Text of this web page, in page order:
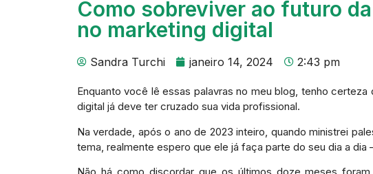
Como sobreviver ao futuro
no marketing digital
Sandra Turchi janeiro 14, 2024 2:43 pm
Enquanto você lê essas palavras no meu blog, tenho
digital já deve ter cruzado sua vida profissional.
Na verdade, após o ano de 2023 inteiro, quando ministrei
tema, realmente espero que ele já faça parte do seu dia a dia